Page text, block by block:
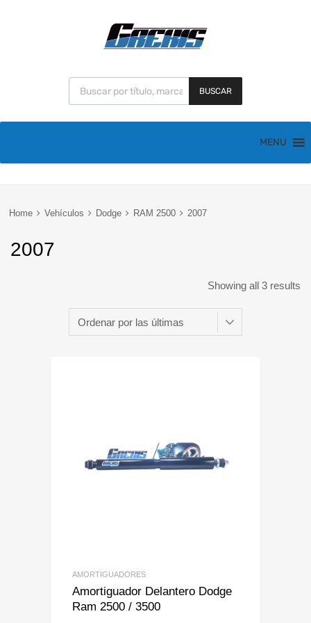
BUSCAR
MENU
Home Vehículos Dodge RAM 2500 2007
2007
Showing all 3 results
Add to Wishlist
Add to Compare
AMORTIGUADORES
Amortiguador Delantero Dodge
Ram 2500 / 3500